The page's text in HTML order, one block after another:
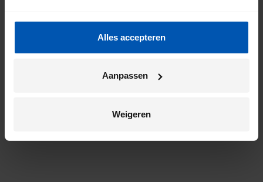
Alles accepteren
Aanpassen
Weigeren